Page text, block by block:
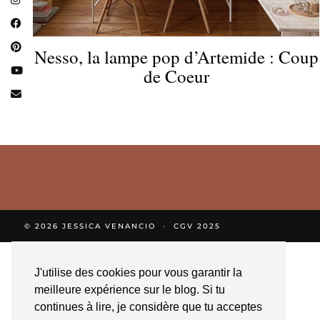
J'utilise des cookies pour vous garantir la
meilleure expérience sur le blog. Si tu
continues à lire, je considère que tu acceptes
Nesso, la lampe pop d’Artemide : Coup
de Coeur
© 2026 JESSICA VENANCIO CGV 2025